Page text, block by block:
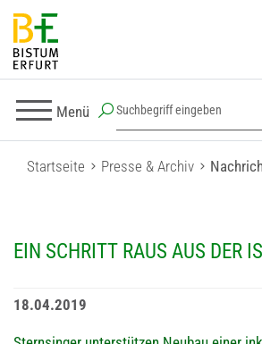
Menü
Startseite Presse & Archiv
EIN SCHRITT RAUS AUS DER
18.04.2019